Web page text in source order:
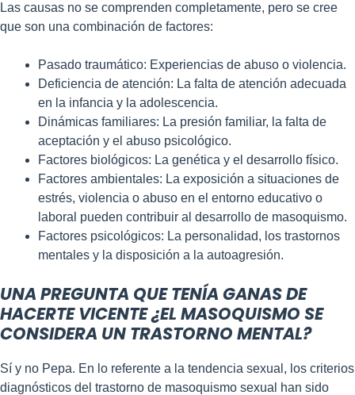
Las causas no se comprenden completamente, pero se cree
que son una combinación de factores:
Pasado traumático: Experiencias de abuso o violencia.
Deficiencia de atención: La falta de atención adecuada
en la infancia y la adolescencia.
Dinámicas familiares: La presión familiar, la falta de
aceptación y el abuso psicológico.
Factores biológicos: La genética y el desarrollo físico.
Factores ambientales: La exposición a situaciones de
estrés, violencia o abuso en el entorno educativo o
laboral pueden contribuir al desarrollo de masoquismo.
Factores psicológicos: La personalidad, los trastornos
mentales y la disposición a la autoagresión.
UNA PREGUNTA QUE TENÍA GANAS DE
HACERTE VICENTE ¿EL MASOQUISMO SE
CONSIDERA UN TRASTORNO MENTAL?
Sí y no Pepa. En lo referente a la tendencia sexual, los criterios
diagnósticos del trastorno de masoquismo sexual han sido